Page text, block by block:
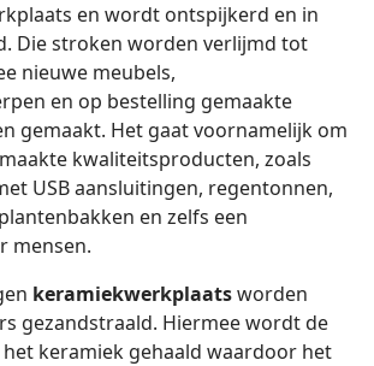
en wordt ontspijkerd en in
Die stroken worden verlijmd tot
nieuwe meubels,
en op bestelling gemaakte
gemaakt. Het gaat voornamelijk om
kwaliteitsproducten, zoals
USB aansluitingen, regentonnen,
en zelfs een
mensen.
keramiekwerkplaatsworden
gezandstraald. Hiermee wordt de
keramiek gehaald waardoor het